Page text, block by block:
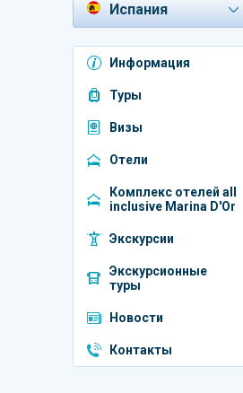
Испания
Азербайджан
Индия
Катар
Италия
ОАЭ
Информация
Туры
Визы
Отели
Комплекс отелей all
inclusive Marina D'Or
Экскурсии
Экскурсионные
туры
Новости
Контакты